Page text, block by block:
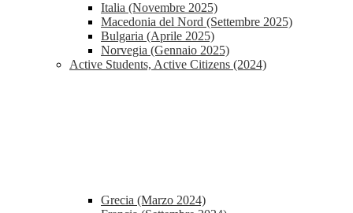
Italia (Novembre 2025)
Macedonia del Nord (Settembre 2025)
Bulgaria (Aprile 2025)
Norvegia (Gennaio 2025)
Active Students, Active Citizens (2024)
Grecia (Marzo 2024)